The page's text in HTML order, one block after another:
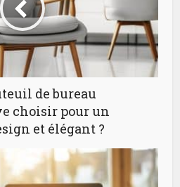
de bureau
choisir pour un
et élégant ?